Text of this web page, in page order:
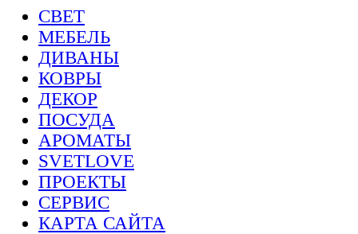
СВЕТ
МЕБЕЛЬ
ДИВАНЫ
КОВРЫ
ДЕКОР
ПОСУДА
АРОМАТЫ
SVETLOVE
ПРОЕКТЫ
СЕРВИС
КАРТА САЙТА